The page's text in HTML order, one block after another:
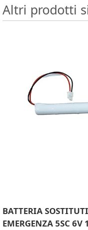
Altri prodotti
BATTERIA
EMERGENZA 5SC